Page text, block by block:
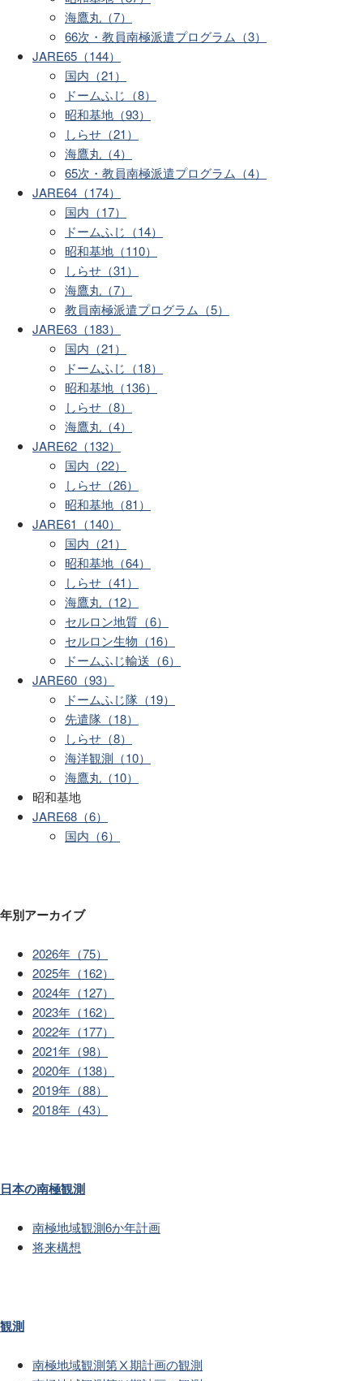
海鷹丸（7）
66次・教員南極派遣プログラム（3）
JARE65（144）
国内（21）
ドームふじ（8）
昭和基地（93）
しらせ（21）
海鷹丸（4）
65次・教員南極派遣プログラム（4）
JARE64（174）
国内（17）
ドームふじ（14）
昭和基地（110）
しらせ（31）
海鷹丸（7）
教員南極派遣プログラム（5）
JARE63（183）
国内（21）
ドームふじ（18）
昭和基地（136）
しらせ（8）
海鷹丸（4）
JARE62（132）
国内（22）
しらせ（26）
昭和基地（81）
JARE61（140）
国内（21）
昭和基地（64）
しらせ（41）
海鷹丸（12）
セルロン地質（6）
セルロン生物（16）
ドームふじ輸送（6）
JARE60（93）
ドームふじ隊（19）
先遣隊（18）
しらせ（8）
海洋観測（10）
海鷹丸（10）
昭和基地
JARE68（6）
国内（6）
年別アーカイブ
2026年（75）
2025年（162）
2024年（127）
2023年（162）
2022年（177）
2021年（98）
2020年（138）
2019年（88）
2018年（43）
日本の南極観測
南極地域観測6か年計画
将来構想
観測
南極地域観測第Ⅹ期計画の観測